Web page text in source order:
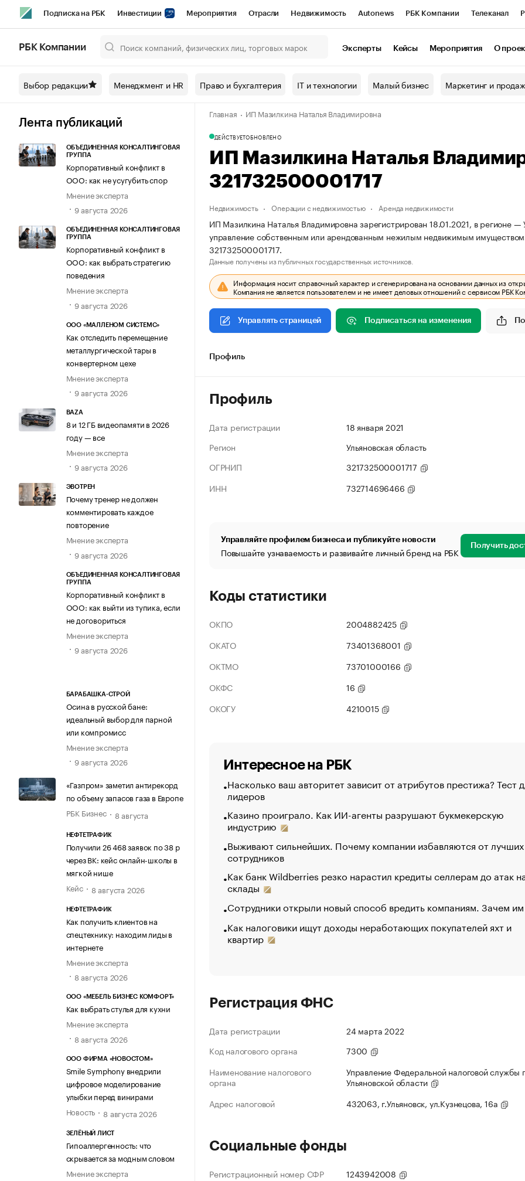
Подписка на РБК Инвестиции Мероприятия Отрасли Недвижимость Autonews РБК Компании Телеканал
Спецпроекты СПб Конференции СПб Спецпроекты Проверка контрагентов
Технологии и медиа Рынок наличной валюты
РБК Компании Эксперты Кейсы Мероприятия О
Выбор редакции Менеджмент и HR Право и бухгалтерия IT и технологии Малый бизнес Маркетинг и
Лента публикаций
ОБЪЕДИНЕННАЯ КОНСАЛТИНГОВАЯ
ГРУППА
Корпоративный конфликт в
ООО: как не усугубить спор
Мнение эксперта
9 августа 2026
ОБЪЕДИНЕННАЯ КОНСАЛТИНГОВАЯ
ГРУППА
Корпоративный конфликт в
ООО: как выбрать стратегию
поведения
Мнение эксперта
9 августа 2026
ООО «МАЛЛЕНОМ СИСТЕМС»
Как отследить перемещение
металлургической тары в
конвертерном цехе
Мнение эксперта
9 августа 2026
BAZA
8 и 12 ГБ видеопамяти в 2026
году — все
Мнение эксперта
9 августа 2026
ЭВОТРЕН
Почему тренер не должен
комментировать каждое
повторение
Мнение эксперта
9 августа 2026
ОБЪЕДИНЕННАЯ КОНСАЛТИНГОВАЯ
ГРУППА
Корпоративный конфликт в
ООО: как выйти из тупика, если
не договориться
Мнение эксперта
9 августа 2026
БАРАБАШКА-СТРОЙ
Осина в русской бане:
идеальный выбор для парной
или компромисс
Мнение эксперта
9 августа 2026
«Газпром» заметил антирекорд
по объему запасов газа в Европе
РБК Бизнес
8 августа
НЕФТЕТРАФИК
Получили 26 468 заявок по 38 р
через ВК: кейс онлайн-школы в
мягкой нише
Кейс
8 августа 2026
НЕФТЕТРАФИК
Как получить клиентов на
спецтехнику: находим лиды в
интернете
Мнение эксперта
8 августа 2026
ООО «МЕБЕЛЬ БИЗНЕС КОМФОРТ»
Как выбрать стулья для кухни
Мнение эксперта
8 августа 2026
ООО ФИРМА «НОВОСТОМ»
Smile Symphony внедрили
цифровое моделирование
улыбки перед винирами
Новость
8 августа 2026
ЗЕЛЁНЫЙ ЛИСТ
Гипоаллергенность: что
скрывается за модным словом
Мнение эксперта
Главная ИП Мазилкина Наталья Владимировна
ДЕЙСТВУЕТОБНОВЛЕНО
ИП Мазилкина Наталья
321732500001717
Недвижимость Операции с недвижимостью Аренда недвижимости
ИП Мазилкина Наталья Владимировна зарегистрирован 18.01.2021, в регионе —
управление собственным или арендованным нежилым недвижимым
321732500001717.
Данные получены из публичных государственных источников.
Информация носит справочный характер и сгенерирована на основании данных из
Компания не является пользователем и не имеет деловых отношений с сервисом РБК
Управлять страницей Подписаться на изменения
Профиль
Профиль
Дата регистрации
18 января 2021
Регион
Ульяновская область
ОГРНИП
321732500001717
ИНН
732714696466
Управляйте профилем бизнеса и публикуйте новости
Повышайте узнаваемость и развивайте личный бренд на РБК Получить
Коды статистики
ОКПО
2004882425
ОКАТО
73401368001
ОКТМО
73701000166
ОКФС
16
ОКОГУ
4210015
Интересное на РБК
Насколько ваш авторитет зависит от атрибутов престижа? Тест
лидеров
Казино проиграло. Как ИИ-агенты разрушают букмекерскую
индустрию
Выживают сильнейших. Почему компании избавляются от лучших
сотрудников
Как банк Wildberries резко нарастил кредиты селлерам до атак
склады
Сотрудники открыли новый способ вредить компаниям. Зачем
Как налоговики ищут доходы неработающих покупателей яхт и
квартир
Регистрация ФНС
Дата регистрации
24 марта 2022
Код налогового органа
7300
Наименование налогового
органа
Управление Федеральной налоговой службы
Ульяновской области
Адрес налоговой
432063, г.Ульяновск, ул.Кузнецова, 16а
Социальные фонды
Регистрационный номер СФР 1243942008